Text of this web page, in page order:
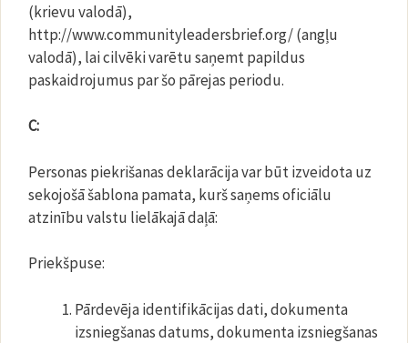
(krievu valodā),
http://www.communityleadersbrief.org/ (angļu
valodā), lai cilvēki varētu saņemt papildus
paskaidrojumus par šo pārejas periodu.
C:
Personas piekrišanas deklarācija var būt izveidota uz
sekojošā šablona pamata, kurš saņems oficiālu
atzinību valstu lielākajā daļā:
Priekšpuse:
Pārdevēja identifikācijas dati, dokumenta
izsniegšanas datums, dokumenta izsniegšanas